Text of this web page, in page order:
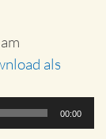
als
00:00